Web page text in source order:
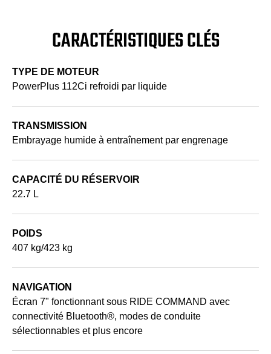
CARACTÉRISTIQUES CLÉS
TYPE DE MOTEUR
PowerPlus 112Ci refroidi par liquide
TRANSMISSION
Embrayage humide à entraînement par engrenage
CAPACITÉ DU RÉSERVOIR
22.7 L
POIDS
407 kg/423 kg
NAVIGATION
Écran 7" fonctionnant sous RIDE COMMAND avec
connectivité Bluetooth®, modes de conduite
sélectionnables et plus encore